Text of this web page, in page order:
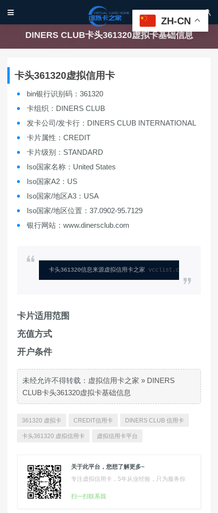
 
DINERS CLUB卡头361320虚拟卡基础信息
卡头361320虚拟信用卡
bin银行识别码：361320
卡组织：DINERS CLUB
发卡公司/发卡行：DINERS CLUB INTERNATIONAL
卡片属性：CREDIT
卡片级别：STANDARD
Iso国家名称：United States
Iso国家A2：US
Iso国家/地区A3：USA
Iso国家/地区位置：37.0902-95.7129
银行网站：www.dinersclub.com
卡头361320信息来源虚拟信用卡之家 vcclist.com
卡片适用范围
充值方式
开户条件
未经允许不得转载： 虚拟信用卡之家 » DINERS
CLUB卡头361320虚拟卡基础信息
361320 虚拟卡 CREDIT信用卡 DINERS CLUB 信用卡
卡头361320 虚拟信用卡 虚拟信用卡平台
关于此平台，您想了解更多~
专注虚拟信用卡，5年从业经验，只为服务你
扫一扫联系我
ZH-CN